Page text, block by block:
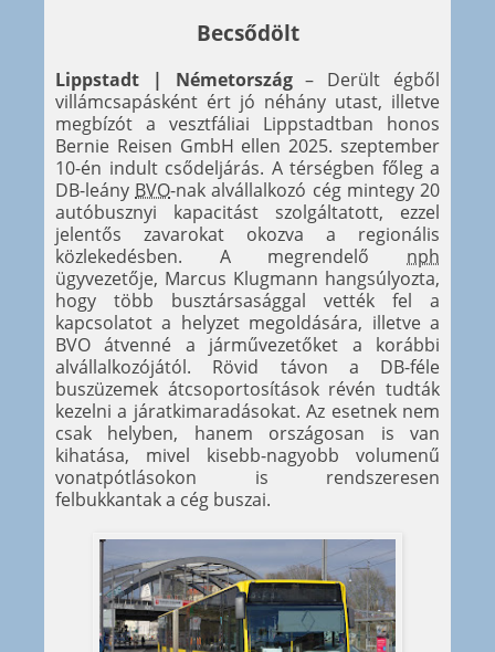
Becsődölt
Lippstadt | Németország– Derült égből
villámcsapásként ért jó néhány utast, illetve
megbízót a vesztfáliai Lippstadtban honos
Bernie Reisen GmbH ellen 2025. szeptember
10-én indult csődeljárás. A térségben főleg a
DB-leány BVO-nak alvállalkozó cég mintegy 20
autóbusznyi kapacitást szolgáltatott, ezzel
jelentős zavarokat okozva a regionális
közlekedésben. A megrendelő nph
ügyvezetője, Marcus Klugmann hangsúlyozta,
hogy több busztársasággal vették fel a
kapcsolatot a helyzet megoldására, illetve a
BVO átvenné a járművezetőket a korábbi
alvállalkozójától. Rövid távon a DB-féle
buszüzemek átcsoportosítások révén tudták
kezelni a járatkimaradásokat. Az esetnek nem
csak helyben, hanem országosan is van
kihatása, mivel kisebb-nagyobb volumenű
vonatpótlásokon is rendszeresen
felbukkantak a cég buszai.